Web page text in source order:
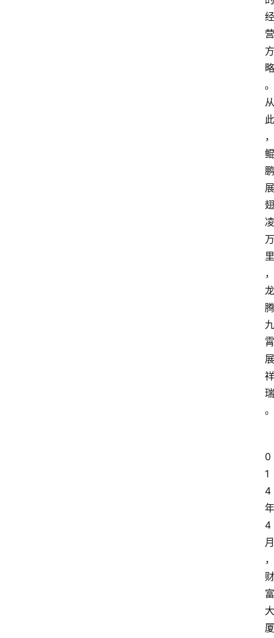
经
营
方
略
。
从
此
，
鲲
鹏
展
翅
凌
万
里
，
龙
腾
九
霄
展
祥
瑞
。
0
1
4
年
4
月
，
财
富
大
厦